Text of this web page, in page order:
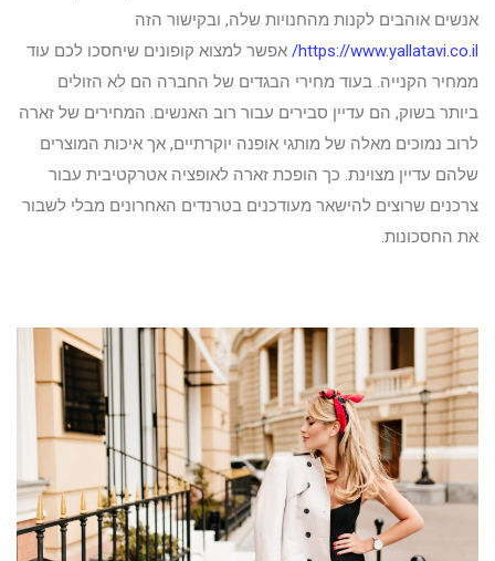
אנשים אוהבים לקנות מהחנויות שלה, ובקישור הזה
https://www.yallatavi.co.il/ אפשר למצוא קופונים שיחסכו לכם עוד
ממחיר הקנייה. בעוד מחירי הבגדים של החברה הם לא הזולים
ביותר בשוק, הם עדיין סבירים עבור רוב האנשים. המחירים של זארה
לרוב נמוכים מאלה של מותגי אופנה יוקרתיים, אך איכות המוצרים
שלהם עדיין מצוינת. כך הופכת זארה לאופציה אטרקטיבית עבור
צרכנים שרוצים להישאר מעודכנים בטרנדים האחרונים מבלי לשבור
את החסכונות.